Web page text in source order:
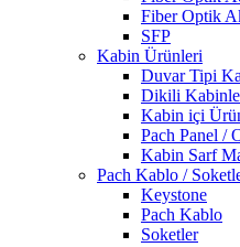
Fiber Optik
SFP
Kabin Ürünleri
Duvar Tipi
Dikili
Kabin içi
Pach Panel /
Kabin Sarf
Pach Kablo /
Keystone
Pach Kablo
Soketler